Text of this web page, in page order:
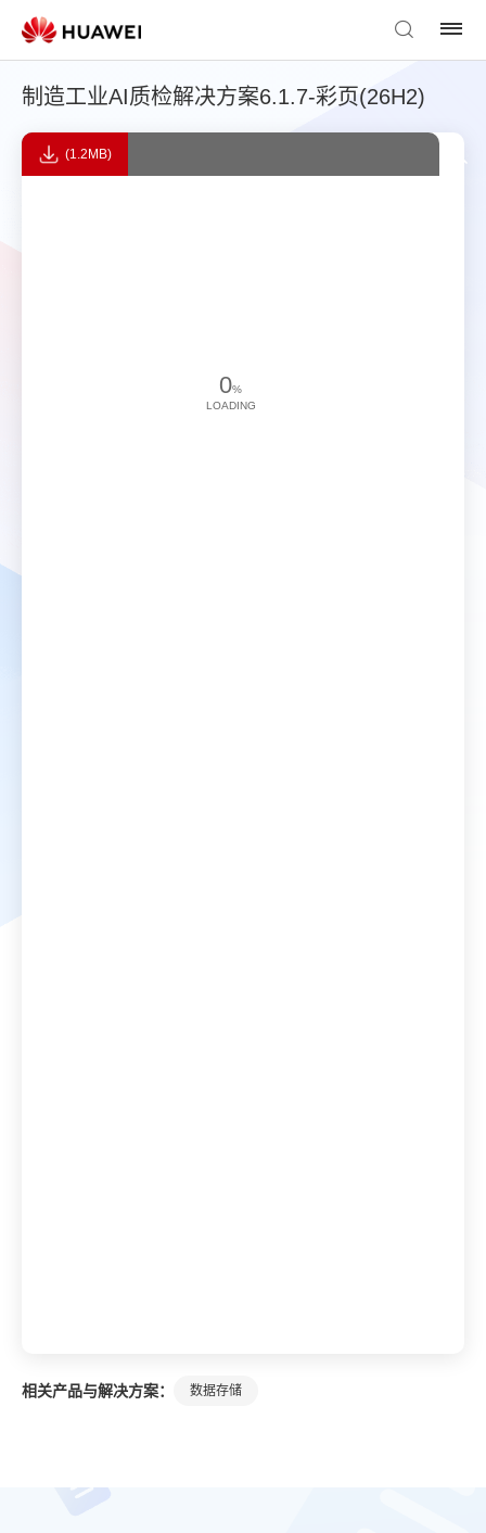
制造工业AI质检解决方案6.1.7-彩页(26H2)
相关产品与解决方案： 数据存储
(1.2MB)
0%
LOADING